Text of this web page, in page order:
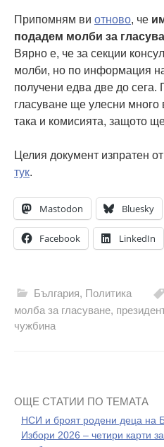
Припомням ви отново, че
подадем молби за
Вярно е, че за секции
молби, но по информация
получени едва две до сега.
гласуване ще улесни много
така и комисията, защото
Целия документ изпратен
тук.
Mastodon Bluesky
Facebook LinkedIn
България, Политика
молба за гласуване,
чужбина
ОЩЕ СТАТИИ ПО ТЕМАТА
НСИ и броят родени деца на
Избори 2026 – четири карти